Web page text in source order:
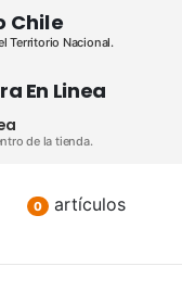
Chile
Territorio Nacional.
En Linea
de la tienda.
0 artículos